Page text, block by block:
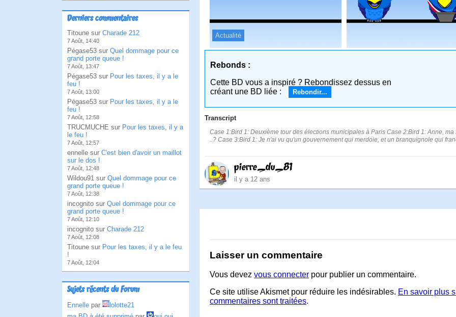
Derniers commentaires
Titoune sur Charade 212
7 Août, 14:40
Pégase53 sur Quel dommage pour ce
grand porte queue !
7 Août, 13:47
Pégase53 sur Pour les taxes, il y a le
feu !
7 Août, 13:00
Pégase53 sur Pour les taxes, il y a le
feu !
7 Août, 12:58
TRUCMUCHE sur Pour les taxes, il y a
le feu !
7 Août, 12:57
ennelle sur C'est bien d'avoir un maillot
sur le dos !
7 Août, 12:48
Wildou91 sur Quel dommage pour ce
grand porte queue !
7 Août, 12:38
incognito sur Quel dommage pour ce
grand porte queue !
7 Août, 12:10
incognito sur Charade 212
7 Août, 12:08
Titoune sur Pour les taxes, il y a le feu
!
7 Août, 12:04
Sujets récents du Forum
Ennelle par
lolotte21
Actualité
Rebonds :
Cette BD vous a inspiré ? Rebondissez dessus en
créant une BD liée :
Rebondir...
Transcript
Case 1:Bird 1: Deuxième tour des élections municipales à Paris Case 2:Bird 1: Anne,
..? Case 3:Bird 1: Je n'ai vu qu'un gouvernement qui merdoie, et un branquignole qui
pierre_du_81
il y a 12 ans
Laisser un commentaire
Vous devez vous connecter pour publier un commentaire.
Ce site utilise Akismet pour réduire les indésirables. En savoir plus
commentaires sont traitées.